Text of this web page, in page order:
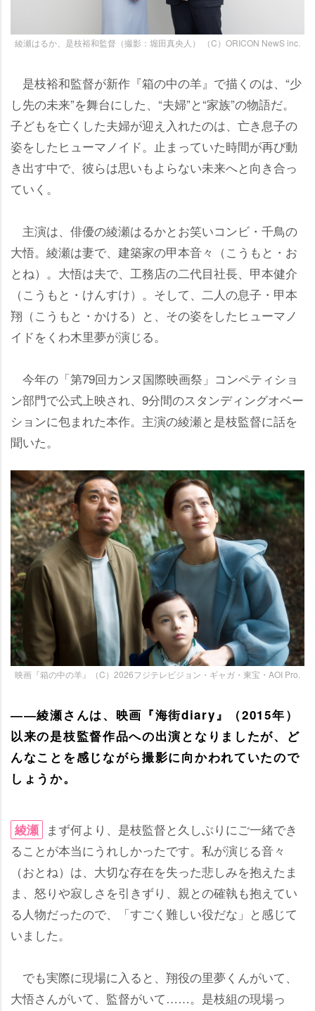
綾瀬はるか、是枝裕和監督（撮影：堀田真央人） （C）ORICON NewS inc.
是枝裕和監督が新作『箱の中の羊』で描くのは、“少
し先の未来”を舞台にした、“夫婦”と“家族”の物語だ。
子どもを亡くした夫婦が迎え入れたのは、亡き息子の
姿をしたヒューマノイド。止まっていた時間が再び動
き出す中で、彼らは思いもよらない未来へと向き合っ
ていく。
主演は、俳優の綾瀬はるかとお笑いコンビ・千鳥の
大悟。綾瀬は妻で、建築家の甲本音々（こうもと・お
とね）。大悟は夫で、工務店の二代目社長、甲本健介
（こうもと・けんすけ）。そして、二人の息子・甲本
翔（こうもと・かける）と、その姿をしたヒューマノ
イドをくわ木里夢が演じる。
今年の「第79回カンヌ国際映画祭」コンペティショ
ン部門で公式上映され、9分間のスタンディングオベー
ションに包まれた本作。主演の綾瀬と是枝監督に話を
聞いた。
映画『箱の中の羊』（C）2026フジテレビジョン・ギャガ・東宝・AOI Pro.
――綾瀬さんは、映画『海街diary』（2015年）
以来の是枝監督作品への出演となりましたが、ど
んなことを感じながら撮影に向かわれていたので
しょうか。
綾瀬
まず何より、是枝監督と久しぶりにご一緒でき
ることが本当にうれしかったです。私が演じる音々
（おとね）は、大切な存在を失った悲しみを抱えたま
ま、怒りや寂しさを引きずり、親との確執も抱えてい
る人物だったので、「すごく難しい役だな」と感じて
いました。
でも実際に現場に入ると、翔役の里夢くんがいて、
大悟さんがいて、監督がいて……。是枝組の現場っ